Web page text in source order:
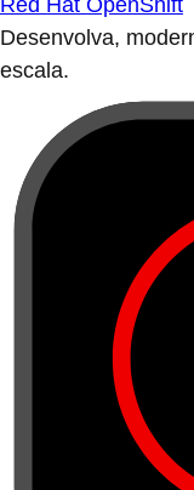
Red Hat OpenShift
Desenvolva,
escala.